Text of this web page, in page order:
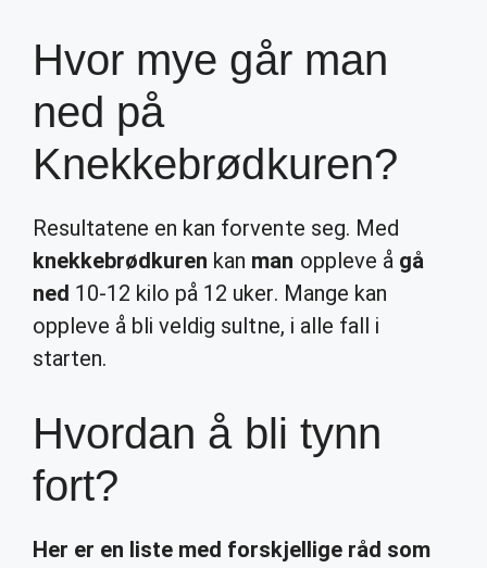
Hvor mye går man
ned på
Knekkebrødkuren?
Resultatene en kan forvente seg. Med
knekkebrødkuren kan man oppleve å gå
ned 10-12 kilo på 12 uker. Mange kan
oppleve å bli veldig sultne, i alle fall i
starten.
Hvordan å bli tynn
fort?
Her er en liste med forskjellige råd som